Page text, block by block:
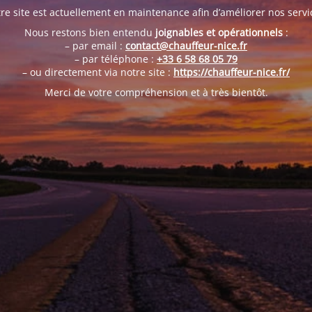
site est actuellement en maintenance afin d’améliorer nos
Nous restons bien entendu joignables et opérationnels:
– par email : contact@chauffeur-nice.fr
– par téléphone : +33 6 58 68 05 79
– ou directement via notre site : https://chauffeur-nice.fr/
Merci de votre compréhension et à très bientôt.